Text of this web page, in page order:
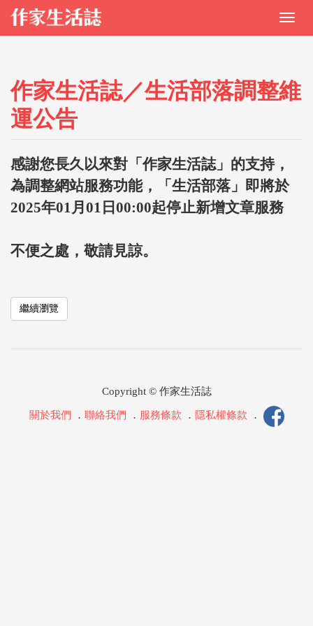
作家生活誌／生活部落調整維
運公告
感謝您長久以來對「作家生活誌」的支持，
為調整網站服務功能，「生活部落」即將於
2025年01月01日00:00起停止新增文章服務
不便之處，敬請見諒。
繼續瀏覽
Copyright © 作家生活誌
關於我們 ． 聯絡我們 ． 服務條款 ． 隱私權條款 ．